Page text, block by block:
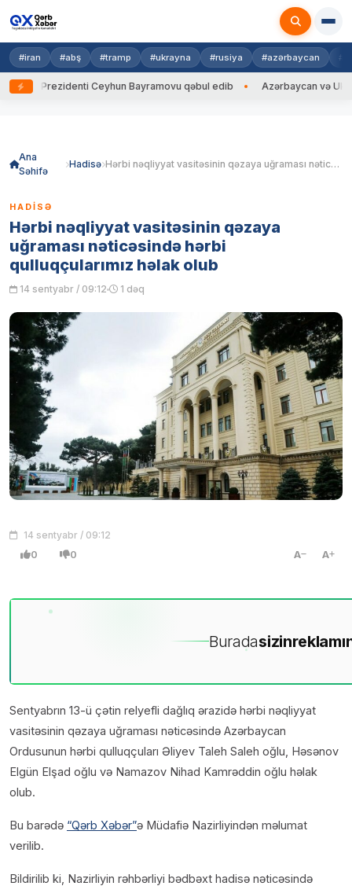
#iran #abş #tramp #ukrayna #rusiya #azərbaycan
Prezidenti Ceyhun Bayramovu qəbul edib Azərbaycan və
Ana
Səhifə
Hadisə Hərbi nəqliyyat vasitəsinin qəzaya uğraması nəticəsində hərbi qulluqçularımız həlak olub
HADISƏ
Hərbi nəqliyyat vasitəsinin qəzaya
uğraması nəticəsində hərbi
qulluqçularımız həlak olub
14 sentyabr / 09:12 1 dəq
14 sentyabr / 09:12
0 0 A A
Buradasizin
Sentyabrın 13-ü çətin relyefli dağlıq ərazidə hərbi nəqliyyat
vasitəsinin qəzaya uğraması nəticəsində Azərbaycan
Ordusunun hərbi qulluqçuları Əliyev Taleh Saleh oğlu, Həsənov
Elgün Elşad oğlu və Namazov Nihad Kamrəddin oğlu həlak
olub.
Bu barədə “Qərb Xəbər”ə Müdafiə Nazirliyindən məlumat
verilib.
Bildirilib ki, Nazirliyin rəhbərliyi bədbəxt hadisə nəticəsində